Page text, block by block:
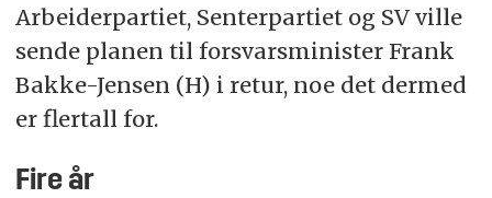
Arbeiderpartiet, Senterpartiet og SV ville
sende planen til forsvarsminister Frank
Bakke-Jensen (H) i retur, noe det dermed
er flertall for.
Fire år